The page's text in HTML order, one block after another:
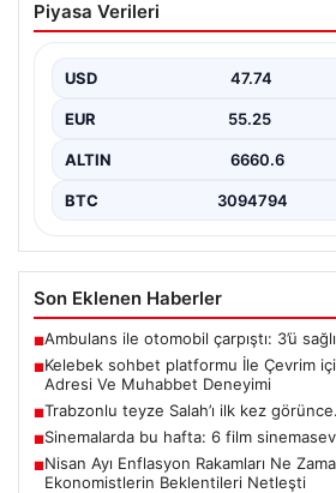
İletişimin Güvenli Adresi
İnternet dünyasında kullanıcıların
çeşitli…
Piyasa Verileri
USD 47.74
EUR 55.25
ALTIN 6660.6
BTC 3094794
Son Eklenen Haberler
■Ambulans ile otomobil çarpıştı: 3’ü
■Kelebek sohbet platformu İle Çevrim
Adresi Ve Muhabbet Deneyimi
■Trabzonlu teyze Salah’ı ilk kez
■Sinemalarda bu hafta: 6 film
■Nisan Ayı Enflasyon Rakamları Ne
Ekonomistlerin Beklentileri Netleşti